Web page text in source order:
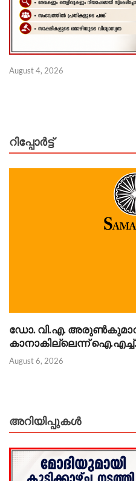
August 4, 2026
റിപ്പോര്‍ട്ട്
ഡോ. വി.എ.
കാനാകില്ലെന്ന്
August 6, 2026
അറിയിപ്പുകള്‍